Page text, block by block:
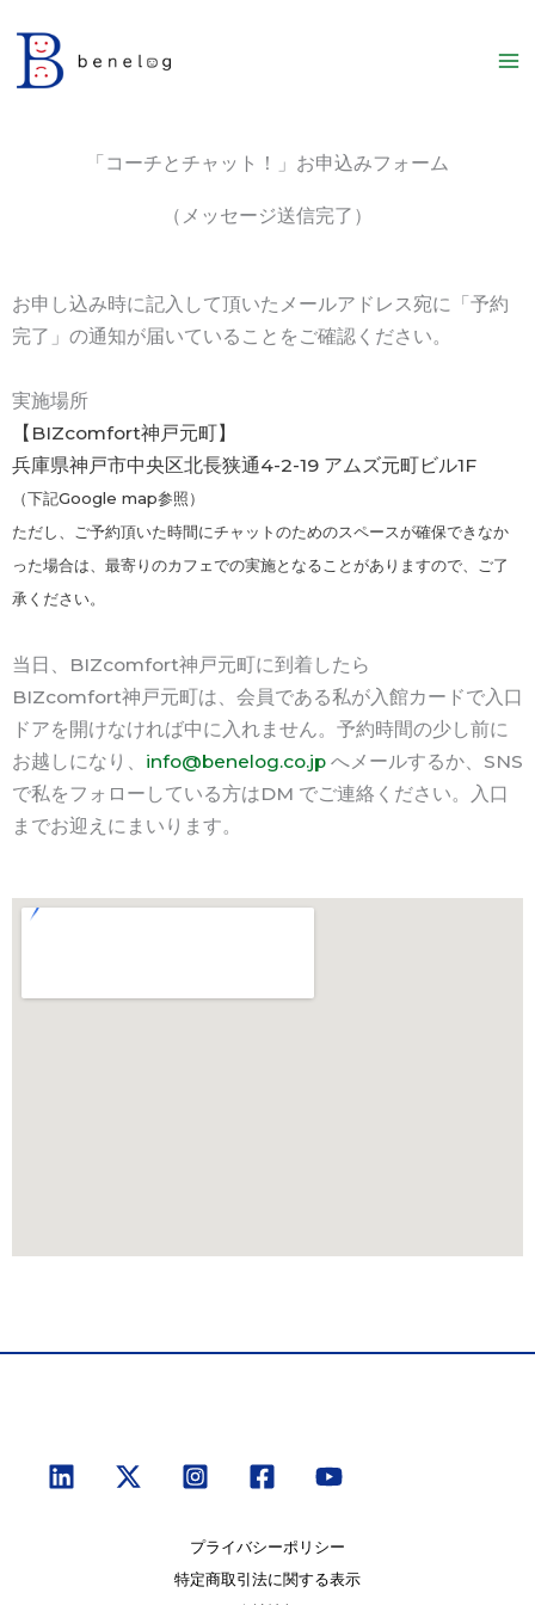
を
「コーチとチャット！」お申込みフォーム
（メッセージ送信完了）
お申し込み時に記入して頂いたメールアドレス宛に「予約
完了」の通知が届いていることをご確認ください。
実施場所
【BIZcomfort神戸元町】
兵庫県神戸市中央区北長狭通4-2-19 アムズ元町ビル1F
（下記Google map参照）
ただし、ご予約頂いた時間にチャットのためのスペースが確保できなか
った場合は、最寄りのカフェでの実施となることがありますので、ご了
承ください。
当日、BIZcomfort神戸元町に到着したら
BIZcomfort神戸元町は、会員である私が入館カードで入口
ドアを開けなければ中に入れません。予約時間の少し前に
お越しになり、 info@benelog.co.jp へメールするか、SNS
で私をフォローしている方はDM でご連絡ください。入口
までお迎えにまいります。
プライバシーポリシー
特定商取引法に関する表示